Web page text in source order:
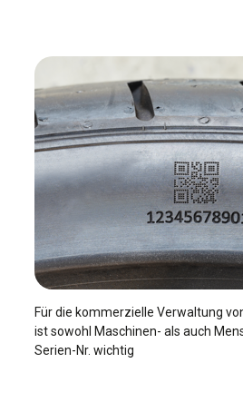
Für die kommerzielle Verwaltung
ist sowohl Maschinen- als auch
Serien-Nr. wichtig